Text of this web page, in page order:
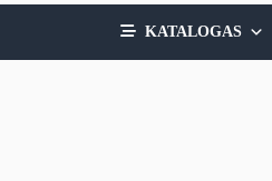
KATALOGAS